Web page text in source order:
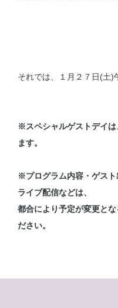
それでは、１月２７日(土)
※スペシャルゲストデイ
ます。
※プログラム内容・ゲス
ライブ配信などは、
都合により予定が変更と
ださい。